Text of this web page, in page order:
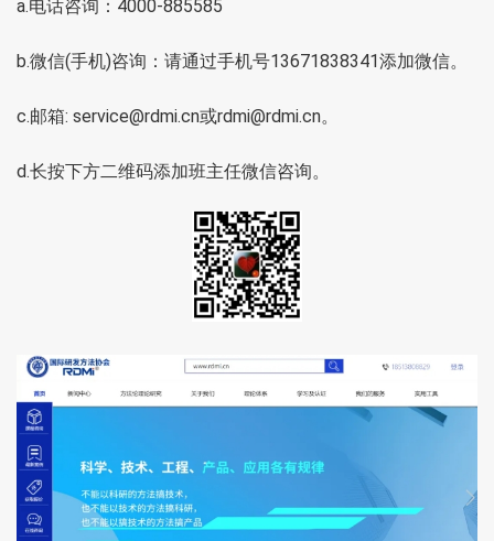
a.电话咨询：4000-885585
b.微信(手机)咨询：请通过手机号13671838341添加微信。
c.邮箱: service@rdmi.cn或rdmi@rdmi.cn。
d.长按下方二维码添加班主任微信咨询。